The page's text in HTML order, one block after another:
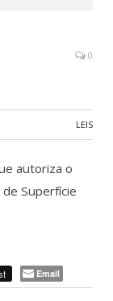
0
LEIS
autoriza o
Superfície
Email